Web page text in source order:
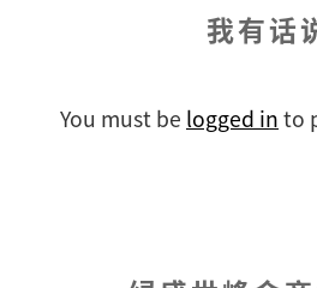
我有话
You must be logged in to